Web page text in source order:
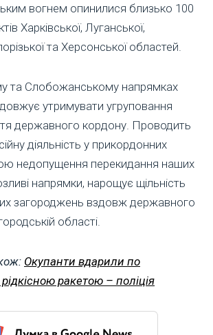
вогнем опинилися близько 100
Харківської, Луганської,
та Херсонської областей.
та Слобожанському напрямках
утримувати угруповання
державного кордону. Проводить
діяльність у прикордонних
недопущення перекидання наших
напрямки, нарощує щільність
загороджень вздовж державного
області.
Окупанти вдарили по
ракетою – поліція